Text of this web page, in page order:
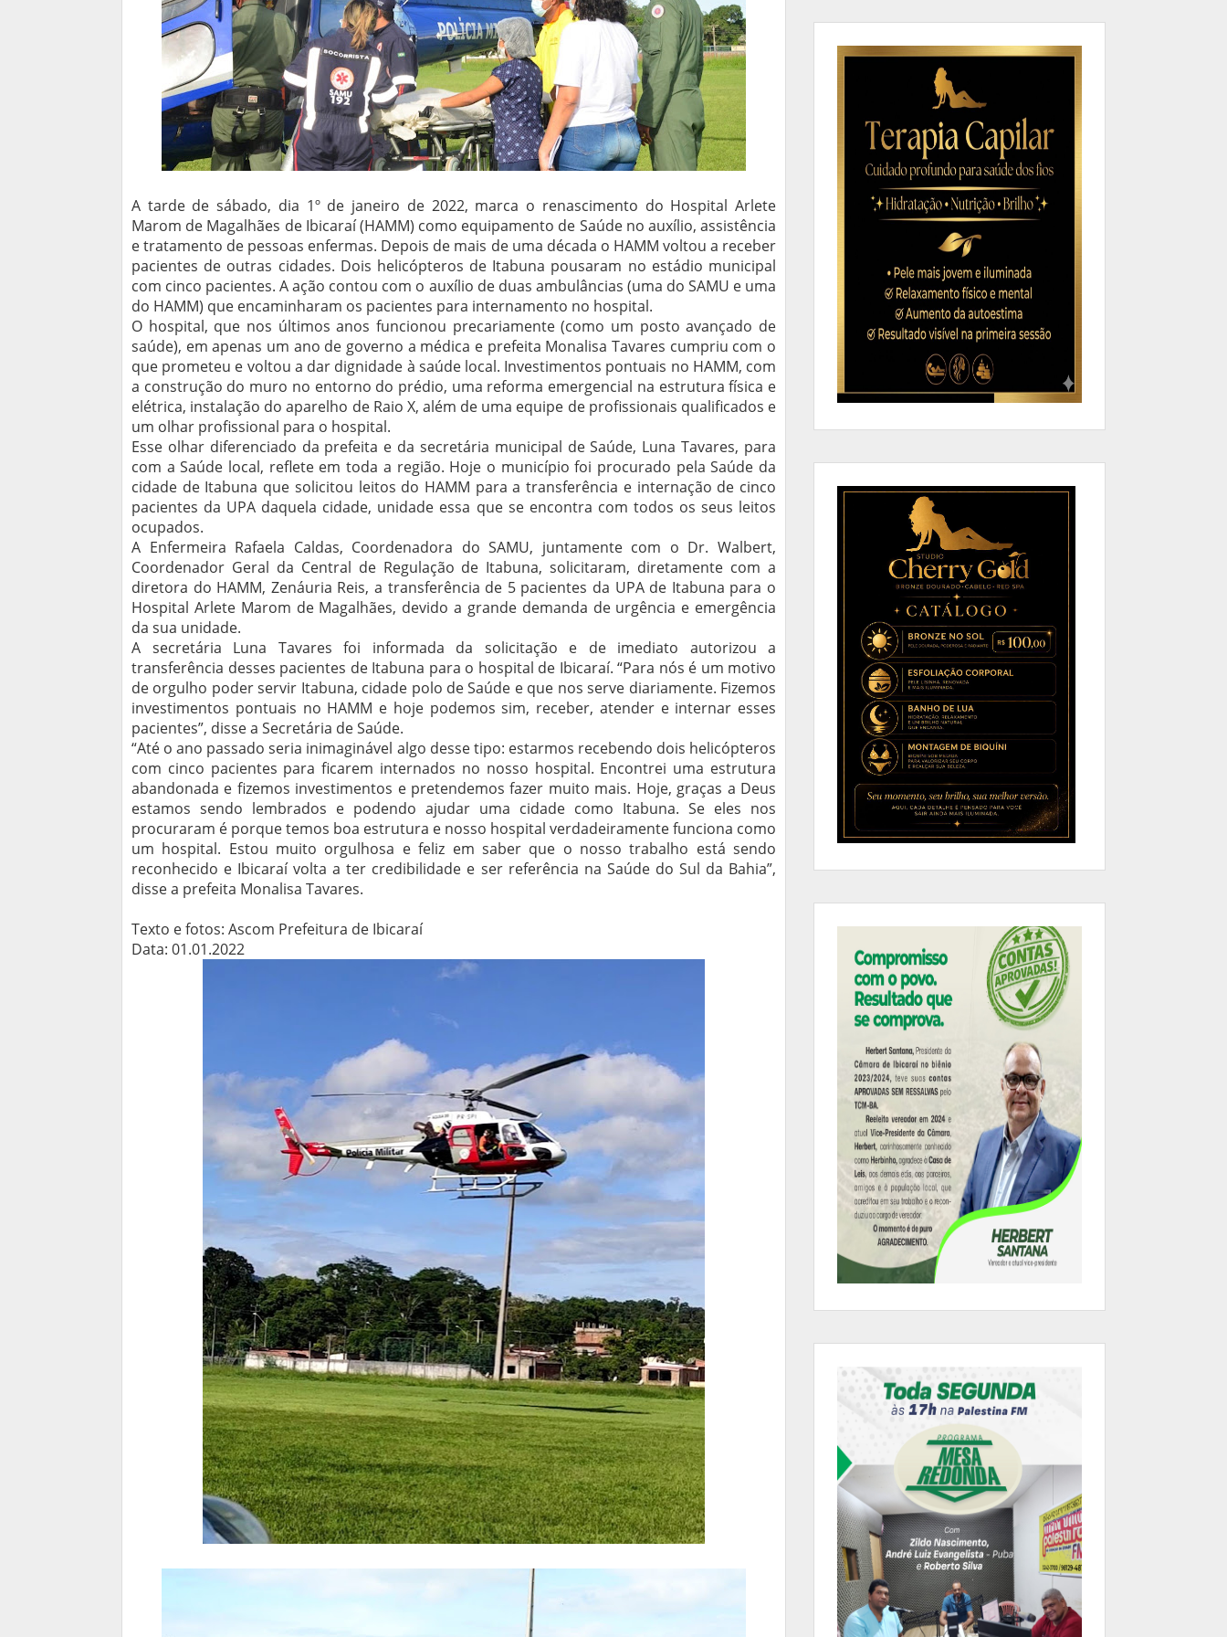
A tarde de sábado, dia 1º de janeiro de 2022, marca o renascimento do Hospital Arlete
Marom de Magalhães de Ibicaraí (HAMM) como equipamento de Saúde no auxílio, assistência
e tratamento de pessoas enfermas. Depois de mais de uma década o HAMM voltou a receber
pacientes de outras cidades. Dois helicópteros de Itabuna pousaram no estádio municipal
com cinco pacientes. A ação contou com o auxílio de duas ambulâncias (uma do SAMU e uma
do HAMM) que encaminharam os pacientes para internamento no hospital.
O hospital, que nos últimos anos funcionou precariamente (como um posto avançado de
saúde), em apenas um ano de governo a médica e prefeita Monalisa Tavares cumpriu com o
que prometeu e voltou a dar dignidade à saúde local. Investimentos pontuais no HAMM, com
a construção do muro no entorno do prédio, uma reforma emergencial na estrutura física e
elétrica, instalação do aparelho de Raio X, além de uma equipe de profissionais qualificados e
um olhar profissional para o hospital.
Esse olhar diferenciado da prefeita e da secretária municipal de Saúde, Luna Tavares, para
com a Saúde local, reflete em toda a região. Hoje o município foi procurado pela Saúde da
cidade de Itabuna que solicitou leitos do HAMM para a transferência e internação de cinco
pacientes da UPA daquela cidade, unidade essa que se encontra com todos os seus leitos
ocupados.
A Enfermeira Rafaela Caldas, Coordenadora do SAMU, juntamente com o Dr. Walbert,
Coordenador Geral da Central de Regulação de Itabuna, solicitaram, diretamente com a
diretora do HAMM, Zenáuria Reis, a transferência de 5 pacientes da UPA de Itabuna para o
Hospital Arlete Marom de Magalhães, devido a grande demanda de urgência e emergência
da sua unidade.
A secretária Luna Tavares foi informada da solicitação e de imediato autorizou a
transferência desses pacientes de Itabuna para o hospital de Ibicaraí. “Para nós é um motivo
de orgulho poder servir Itabuna, cidade polo de Saúde e que nos serve diariamente. Fizemos
investimentos pontuais no HAMM e hoje podemos sim, receber, atender e internar esses
pacientes”, disse a Secretária de Saúde.
“Até o ano passado seria inimaginável algo desse tipo: estarmos recebendo dois helicópteros
com cinco pacientes para ficarem internados no nosso hospital. Encontrei uma estrutura
abandonada e fizemos investimentos e pretendemos fazer muito mais. Hoje, graças a Deus
estamos sendo lembrados e podendo ajudar uma cidade como Itabuna. Se eles nos
procuraram é porque temos boa estrutura e nosso hospital verdadeiramente funciona como
um hospital. Estou muito orgulhosa e feliz em saber que o nosso trabalho está sendo
reconhecido e Ibicaraí volta a ter credibilidade e ser referência na Saúde do Sul da Bahia”,
disse a prefeita Monalisa Tavares.
Texto e fotos: Ascom Prefeitura de Ibicaraí
Data: 01.01.2022